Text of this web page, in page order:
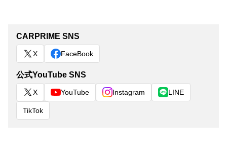
CARPRIME SNS
X FaceBook
公式YouTube SNS
X YouTube Instagram LINE
TikTok